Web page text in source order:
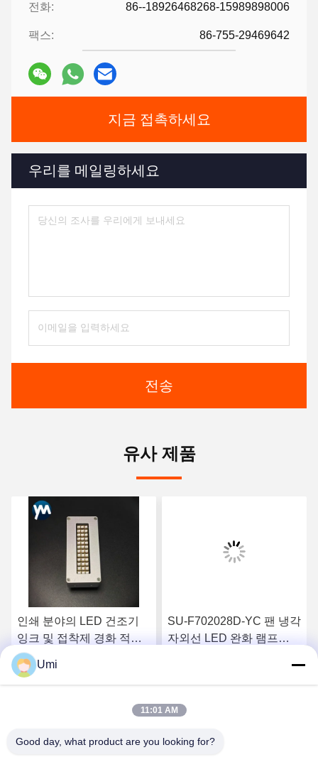
전화: 86--18926468268-15989898006
팩스: 86-755-29469642
지금 접촉하세요
우리를 메일링하세요
전송
유사 제품
인쇄 분야의 LED 건조기
잉크 및 접착제 경화 적용
을 위해 수냉식 스크린 인
쇄용 360W 높이 LED 램프
최상의 가격을 얻으세요
SU-F702028D-YC 팬 냉각
자외선 LED 완화 램프
G5 G6 잉크젯 사전 완화
최상의 가격을 얻으세요
Umi
11:01 AM
Good day, what product are you looking for?